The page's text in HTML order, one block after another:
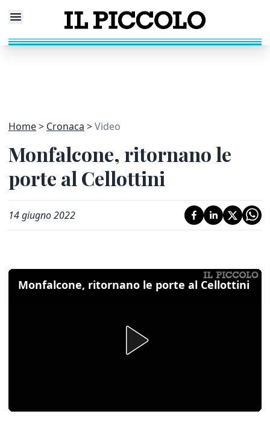
Home Cronaca Video
Monfalcone, ritornano le
porte al Cellottini
14 giugno 2022
Monfalcone, ritornano le porte al Cellottini